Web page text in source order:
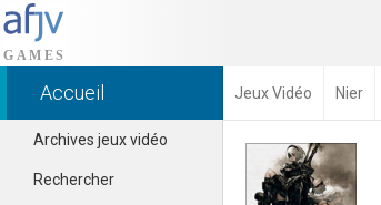
Accueil Jeux Vidéo Nier
Archives jeux vidéo
Rechercher